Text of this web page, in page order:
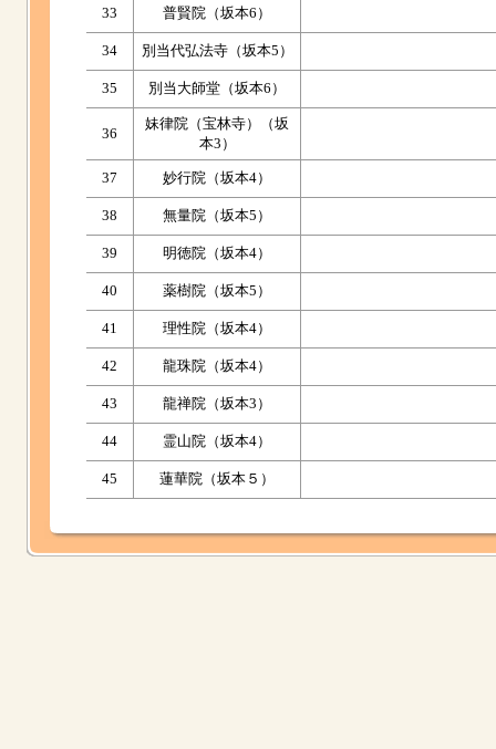
33 普賢院（坂本6）
34 別当代弘法寺（坂本5）
35 別当大師堂（坂本6）
36
妹律院（宝林寺）（坂
本3）
37 妙行院（坂本4）
38 無量院（坂本5）
39 明徳院（坂本4）
40 薬樹院（坂本5）
41 理性院（坂本4）
42 龍珠院（坂本4）
43 龍禅院（坂本3）
44 霊山院（坂本4）
45 蓮華院（坂本５）